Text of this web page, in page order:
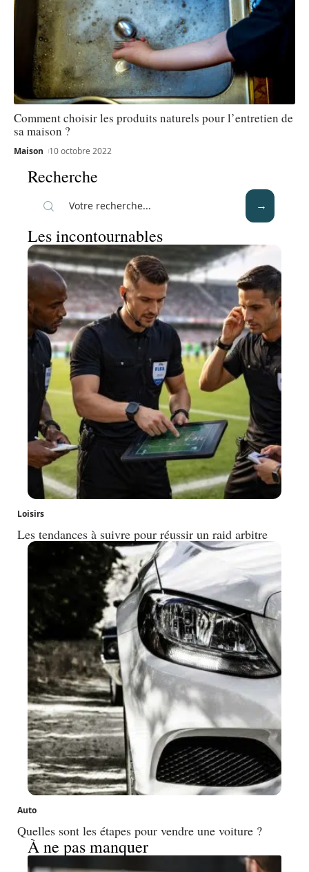
Comment choisir les produits naturels pour l’entretien de
sa maison ?
Maison 10 octobre 2022
Recherche
Les incontournables
Loisirs
Les tendances à suivre pour réussir un raid arbitre
Auto
Quelles sont les étapes pour vendre une voiture ?
À ne pas manquer